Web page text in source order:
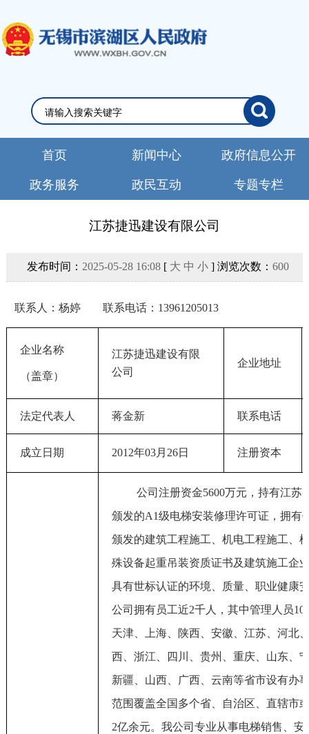
首页 新闻中心 政府信息公开
政务服务 政民互动 专题专栏
江苏捷迅建设有限公司
发布时间： 2025-05-28 16:08[ 大 中 小] 浏览次数： 600
联系人： 杨婷联系电话： 13961205013
企业名称
（盖章）
江苏捷迅建设有限
公司
企业地址
法定代表人 蒋金新 联系电话
成立日期 2012年03月26日 注册资本
公司注册资金5600万元，持有江苏
颁发的A1级电梯安装修理许可证，拥有
颁发的建筑工程施工、机电工程施工、
殊设备起重吊装资质证书及建筑施工企
具有世标认证的环境、质量、职业健康
公司拥有员工近2千人，其中管理人员
天津、上海、陕西、安徽、江苏、河北
西、浙江、四川、贵州、重庆、山东、
新疆、山西、广西、云南等省市设有办
范围覆盖全国多个省、自治区、直辖市
2亿余元。我公司专业从事电梯销售、